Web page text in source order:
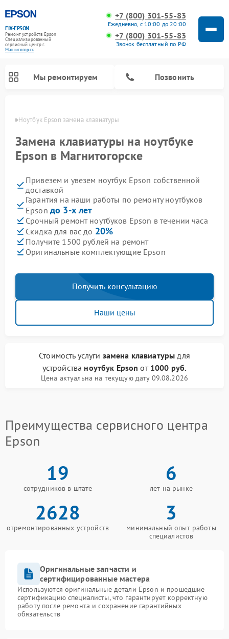
FIX-EPSON
Ремонт устройств Epson
Специализированный
cервисный центр г.
Магнитогорск
+7 (800) 301-55-83
Ежедневно, с 10:00 до 20:00
+7 (800) 301-55-83
Звонок бесплатный по РФ
Мы ремонтируем Позвонить
Ноутбук Epson замена клавиатуры
Замена клавиатуры на ноутбуке
Epson в Магнитогорске
Привезем и увезем ноутбук Epson собственной
доставкой
Гарантия на наши работы по ремонту ноутбуков
Epson до 3-х лет
Срочный ремонт ноутбуков Epson в течении часа
Скидка для вас до 20%
Получите 1500 рублей на ремонт
Оригинальные комплектующие Epson
Получить консультацию
Наши цены
Стоимость услуги замена клавиатуры для
устройства ноутбук Epson от 1000 руб.
Цена актуальна на текущую дату 09.08.2026
Преимущества сервисного центра
Epson
19
сотрудников в штате
6
лет на рынке
2628
отремонтированных устройств
3
минимальный опыт работы
специалистов
Оригинальные запчасти и
сертифицированные мастера
Используются оригинальные детали Epson и прошедшие
сертификацию специалисты, что гарантирует корректную
работу после ремонта и сохранение гарантийных
обязательств